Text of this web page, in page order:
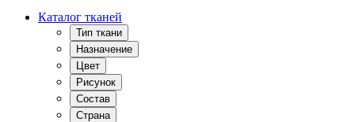
Каталог тканей
Тип ткани
Назначение
Цвет
Рисунок
Состав
Страна